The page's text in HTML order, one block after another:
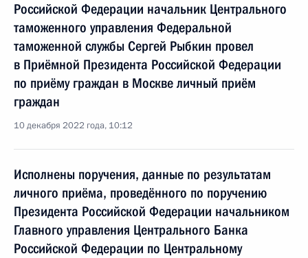
Российской Федерации начальник Центрального
таможенного управления Федеральной
таможенной службы Сергей Рыбкин провел
в Приёмной Президента Российской Федерации
по приёму граждан в Москве личный приём
граждан
10 декабря 2022 года, 10:12
Исполнены поручения, данные по результатам
личного приёма, проведённого по поручению
Президента Российской Федерации начальником
Главного управления Центрального Банка
Российской Федерации по Центральному